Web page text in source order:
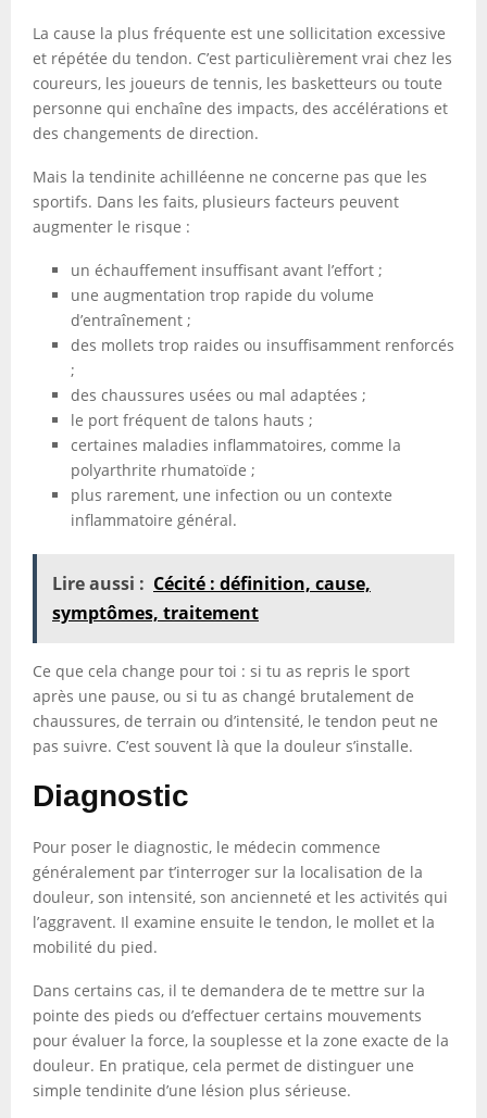
La cause la plus fréquente est une sollicitation excessive
et répétée du tendon. C’est particulièrement vrai chez les
coureurs, les joueurs de tennis, les basketteurs ou toute
personne qui enchaîne des impacts, des accélérations et
des changements de direction.
Mais la tendinite achilléenne ne concerne pas que les
sportifs. Dans les faits, plusieurs facteurs peuvent
augmenter le risque :
un échauffement insuffisant avant l’effort ;
une augmentation trop rapide du volume
d’entraînement ;
des mollets trop raides ou insuffisamment renforcés
;
des chaussures usées ou mal adaptées ;
le port fréquent de talons hauts ;
certaines maladies inflammatoires, comme la
polyarthrite rhumatoïde ;
plus rarement, une infection ou un contexte
inflammatoire général.
Lire aussi : Cécité : définition, cause,
symptômes, traitement
Ce que cela change pour toi : si tu as repris le sport
après une pause, ou si tu as changé brutalement de
chaussures, de terrain ou d’intensité, le tendon peut ne
pas suivre. C’est souvent là que la douleur s’installe.
Diagnostic
Pour poser le diagnostic, le médecin commence
généralement par t’interroger sur la localisation de la
douleur, son intensité, son ancienneté et les activités qui
l’aggravent. Il examine ensuite le tendon, le mollet et la
mobilité du pied.
Dans certains cas, il te demandera de te mettre sur la
pointe des pieds ou d’effectuer certains mouvements
pour évaluer la force, la souplesse et la zone exacte de la
douleur. En pratique, cela permet de distinguer une
simple tendinite d’une lésion plus sérieuse.